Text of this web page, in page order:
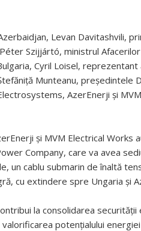
Levan Davitashvili,
Szijjártó, ministrul
Cyril Loisel, reprezentant
Munteanu, președintele
AzerEnerji și
și MVM Electrical Works
Company, care va avea
un cablu submarin de înaltă
cu extindere spre Ungaria și
la consolidarea securității
potențialului energiei